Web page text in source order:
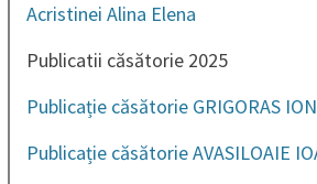
Acristinei Alina Elena
Publicatii căsătorie 2025
Publicație căsătorie GRIGORAS
Publicație căsătorie AVASILOAIE